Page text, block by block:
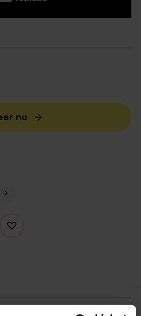
jouw ontwikkeling zodat
up-to-date blijven;
in Vendor Management;
in de richting van
management
goed, Nederlands is
nu